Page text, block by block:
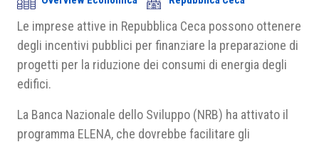
Area riservata
Le imprese attive in Repubblica Ceca possono ottenere
degli incentivi pubblici per finanziare la preparazione di
progetti per la riduzione dei consumi di energia degli
edifici.
La Banca Nazionale dello Sviluppo (NRB) ha attivato il
programma ELENA, che dovrebbe facilitare gli